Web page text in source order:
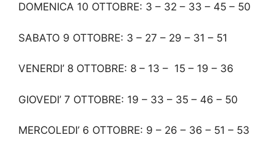
DOMENICA 10 OTTOBRE: 3 – 32 – 33 – 45 – 50
SABATO 9 OTTOBRE: 3 – 27 – 29 – 31 – 51
VENERDI’ 8 OTTOBRE: 8 – 13 – 15 – 19 – 36
GIOVEDI’ 7 OTTOBRE: 19 – 33 – 35 – 46 – 50
MERCOLEDI’ 6 OTTOBRE: 9 – 26 – 36 – 51 – 53